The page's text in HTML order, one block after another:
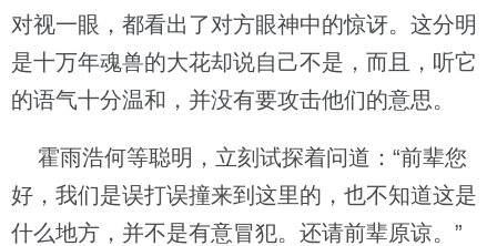
对视一眼，都看出了对方眼神中的惊讶。这分明
是十万年魂兽的大花却说自己不是，而且，听它
的语气十分温和，并没有要攻击他们的意思。
霍雨浩何等聪明，立刻试探着问道：“前辈您
好，我们是误打误撞来到这里的，也不知道这是
什么地方，并不是有意冒犯。还请前辈原谅。”